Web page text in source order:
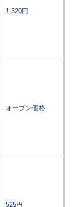
1,320円
オープン価格
525円